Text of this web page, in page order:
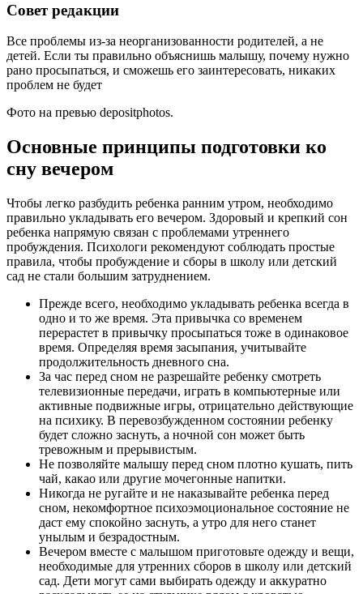
Совет редакции
Все проблемы из-за неорганизованности родителей, а не
детей. Если ты правильно объяснишь малышу, почему нужно
рано просыпаться, и сможешь его заинтересовать, никаких
проблем не будет
Фото на превью depositphotos.
Основные принципы подготовки ко
сну вечером
Чтобы легко разбудить ребенка ранним утром, необходимо
правильно укладывать его вечером. Здоровый и крепкий сон
ребенка напрямую связан с проблемами утреннего
пробуждения. Психологи рекомендуют соблюдать простые
правила, чтобы пробуждение и сборы в школу или детский
сад не стали большим затруднением.
Прежде всего, необходимо укладывать ребенка всегда в
одно и то же время. Эта привычка со временем
перерастет в привычку просыпаться тоже в одинаковое
время. Определяя время засыпания, учитывайте
продолжительность дневного сна.
За час перед сном не разрешайте ребенку смотреть
телевизионные передачи, играть в компьютерные или
активные подвижные игры, отрицательно действующие
на психику. В перевозбужденном состоянии ребенку
будет сложно заснуть, а ночной сон может быть
тревожным и прерывистым.
Не позволяйте малышу перед сном плотно кушать, пить
чай, какао или другие мочегонные напитки.
Никогда не ругайте и не наказывайте ребенка перед
сном, некомфортное психоэмоциональное состояние не
даст ему спокойно заснуть, а утро для него станет
унылым и безрадостным.
Вечером вместе с малышом приготовьте одежду и вещи,
необходимые для утренних сборов в школу или детский
сад. Дети могут сами выбирать одежду и аккуратно